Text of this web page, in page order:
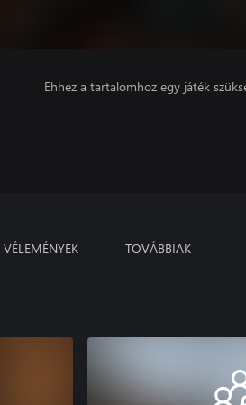
Ehhez a tartalomhoz egy játék
VÉLEMÉNYEK TOVÁBBIAK